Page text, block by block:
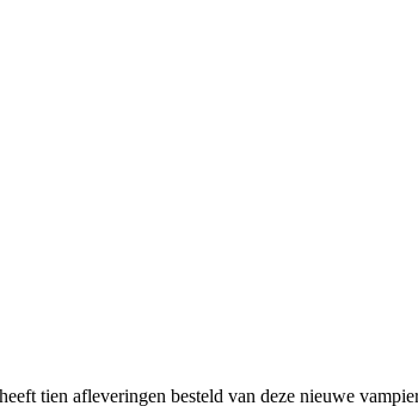
tien afleveringen besteld van deze nieuwe